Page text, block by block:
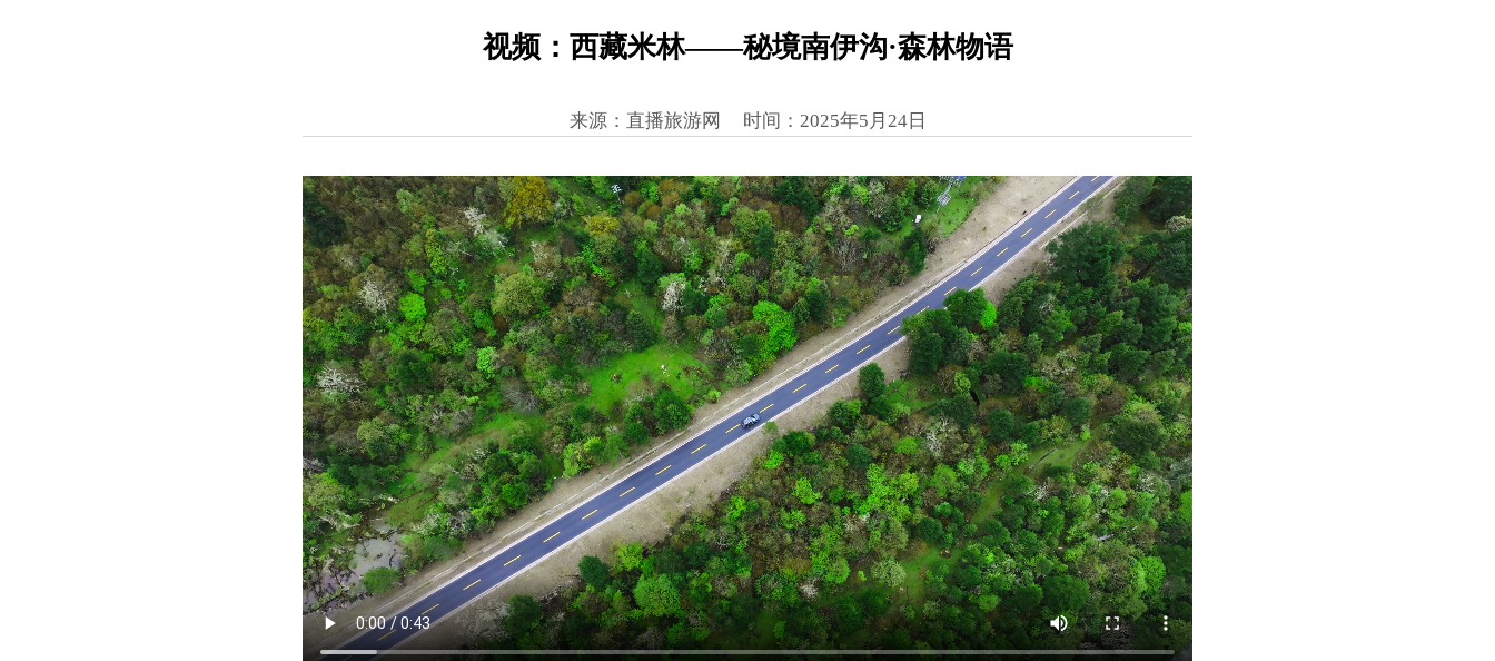
视频：西藏米林——秘境南伊沟·森林物语
来源：直播旅游网 时间 ： 2025年5月24日